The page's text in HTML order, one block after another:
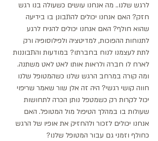
לרגש שלנו.. מה אנחנו עושים כשעולה בנו רגש
חזק? האם אנחנו יכולים להתבונן בו בידיעה
שהוא חולף? האם אנחנו יכולים להניח לרגע
לתנוחות ההפוכות, למדיטציה ולפילוסופיה ורק
לתת לעצמנו לנוח בחברתו? במודעות והתבוננות
לארח לו חברה ולראות אותו לאט לאט משתנה.
ומה קורה במרחב הרגש שלנו כשהמטופל שלנו
חווה קושי רגשי? היה זה אלן שור שאמר שריפוי
יכול לקרות רק כשמטפל נותן הכרה לתחושות
שעולות בו במהלך הטיפול מול המטופל. האם
אנחנו יכולים לזכור ולהחזיק את אופיו של הרגש
כחולף וזמני גם עבור המטופל שלנו?